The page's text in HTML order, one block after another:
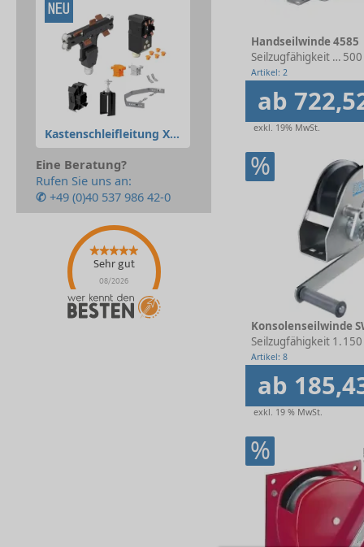
Kastenschleifleitung XLine
Eine Beratung?
Rufen Sie uns an:
✆ +49 (0)40 537 986 42-0
Sehr gut
08/2026
Handseilwinde 4585
Seilzugfähigkeit 1. Lage
Artikel: 2
ab
exkl. 19% MwSt.
%
Konsolenseilwinde
Seilzugfähigkeit 1.
Artikel: 8
ab
exkl. 19 % MwSt.
%